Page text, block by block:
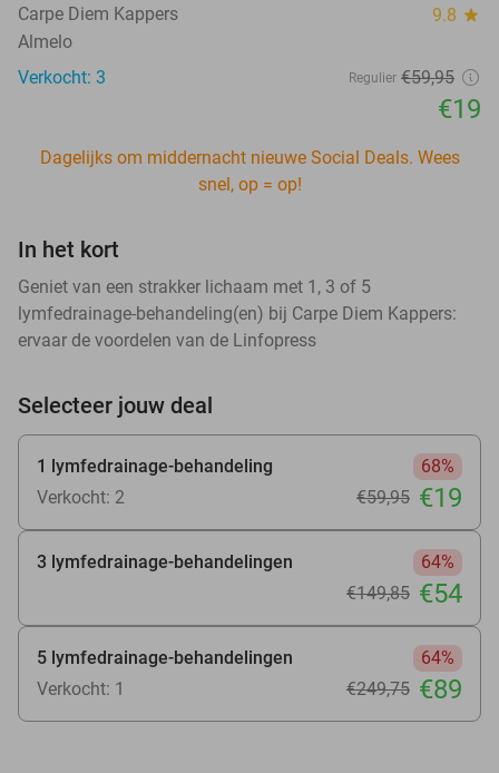
Carpe Diem Kappers 9.8 star
Almelo
Verkocht: 3
Regulier €59,95
€19
Dagelijks om middernacht nieuwe Social Deals. Wees
snel, op = op!
In het kort
Geniet van een strakker lichaam met 1, 3 of 5
lymfedrainage-behandeling(en) bij Carpe Diem Kappers:
ervaar de voordelen van de Linfopress
Selecteer jouw deal
1 lymfedrainage-behandeling
68%
Verkocht: 2
€59,95 €19
3 lymfedrainage-behandelingen
64%
€149,85 €54
5 lymfedrainage-behandelingen
64%
Verkocht: 1
€249,75 €89